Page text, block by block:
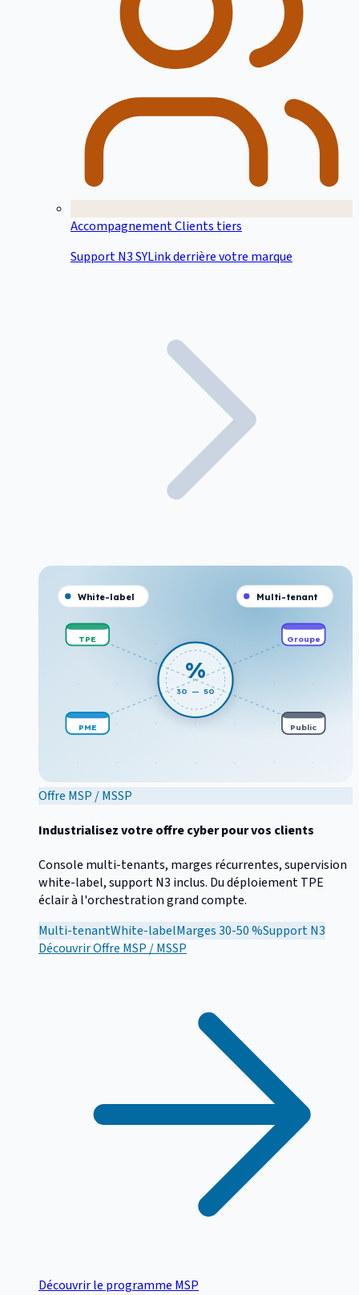
Accompagnement Clients tiers
Support N3 SYLink derrière votre marque
%
30 — 50
TPE
PME
Groupe
Public
White-label Multi-tenant
Offre MSP / MSSP
Industrialisez votre offre cyber pour vos clients
Console multi-tenants, marges récurrentes, supervision
white-label, support N3 inclus. Du déploiement TPE
éclair à l'orchestration grand compte.
Multi-tenantWhite-labelMarges 30-50 %Support N3
DécouvrirOffre MSP / MSSP
Découvrir le programme MSP